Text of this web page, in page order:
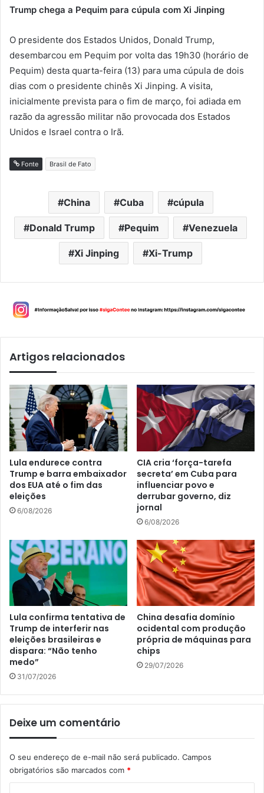
Trump chega a Pequim para cúpula com Xi Jinping
O presidente dos Estados Unidos, Donald Trump,
desembarcou em Pequim por volta das 19h30 (horário de
Pequim) desta quarta-feira (13) para uma cúpula de dois
dias com o presidente chinês Xi Jinping. A visita,
inicialmente prevista para o fim de março, foi adiada em
razão da agressão militar não provocada dos Estados
Unidos e Israel contra o Irã.
Fonte Brasil de Fato
China Cuba cúpula
Donald Trump Pequim Venezuela
Xi Jinping Xi-Trump
Artigos relacionados
Lula endurece contra
Trump e barra embaixador
dos EUA até o fim das
eleições
6/08/2026
CIA cria ‘força-tarefa
secreta’ em Cuba para
influenciar povo e
derrubar governo, diz
jornal
6/08/2026
Lula confirma tentativa de
Trump de interferir nas
eleições brasileiras e
dispara: “Não tenho
medo”
31/07/2026
China desafia domínio
ocidental com produção
própria de máquinas para
chips
29/07/2026
Deixe um comentário
O seu endereço de e-mail não será publicado. Campos
obrigatórios são marcados com *